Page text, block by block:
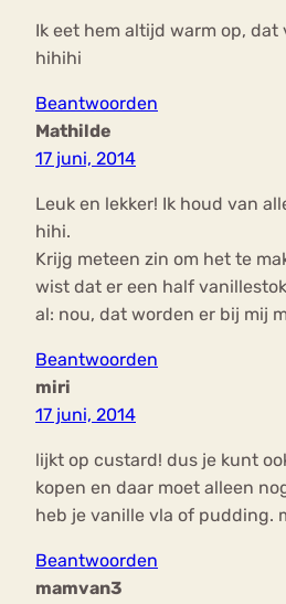
Ik eet hem altijd warm op,
hihihi
Beantwoorden
Mathilde
17 juni, 2014
Leuk en lekker! Ik houd van
hihi.
Krijg meteen zin om het te
wist dat er een half
al: nou, dat worden er bij mij
Beantwoorden
miri
17 juni, 2014
lijkt op custard! dus je kunt
kopen en daar moet alleen
heb je vanille vla of pudding.
Beantwoorden
mamvan3